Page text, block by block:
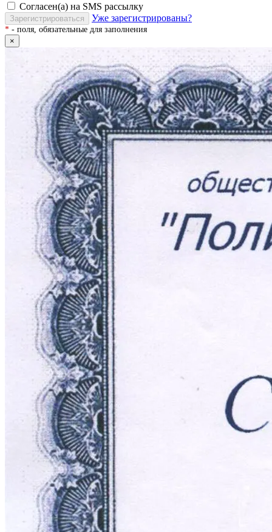
Согласен(а) на SMS рассылку
Зарегистрироваться Уже зарегистрированы?
* - поля, обязательные для заполнения
×